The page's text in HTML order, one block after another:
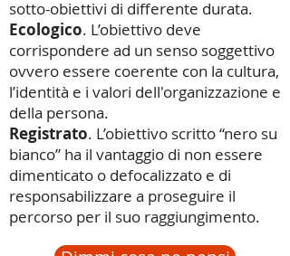
sotto-obiettivi di differente durata.
Ecologico. L’obiettivo deve
corrispondere ad un senso soggettivo
ovvero essere coerente con la cultura,
l’identità e i valori dell'organizzazione e
della persona.
Registrato. L’obiettivo scritto “nero su
bianco” ha il vantaggio di non essere
dimenticato o defocalizzato e di
responsabilizzare a proseguire il
percorso per il suo raggiungimento.